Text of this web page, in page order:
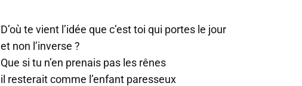
D’où te vient l’idée que c’est toi qui portes le jour
et non l’inverse ?
Que si tu n’en prenais pas les rênes
il resterait comme l’enfant paresseux